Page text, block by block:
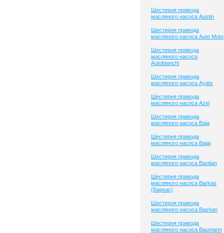
Шестерня привода
масляного насоса Austin
Шестерня привода
масляного насоса Auto Moto
Шестерня привода
масляного насоса
Autobianchi
Шестерня привода
масляного насоса Ayats
Шестерня привода
масляного насоса Azel
Шестерня привода
масляного насоса Baja
Шестерня привода
масляного насоса Bajaj
Шестерня привода
масляного насоса Baotian
Шестерня привода
масляного насоса Barkas
(Баркас)
Шестерня привода
масляного насоса Bashan
Шестерня привода
масляного насоса Baumann